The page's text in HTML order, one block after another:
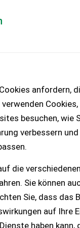
anfordern,
besuchen, wie
verbessern
die
Sie können
Sie, dass das
auf Ihre
haben kann,